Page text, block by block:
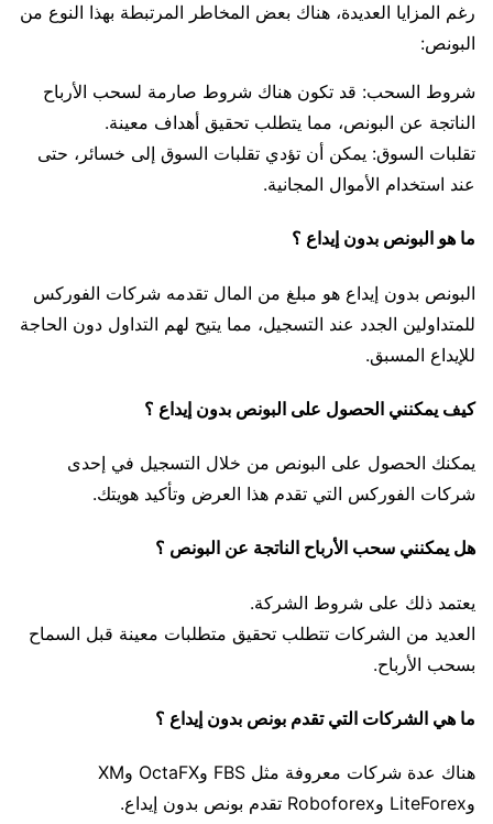
رغم المزايا العديدة، هناك بعض المخاطر المرتبطة بهذا النوع من
البونص:
شروط السحب: قد تكون هناك شروط صارمة لسحب الأرباح
الناتجة عن البونص، مما يتطلب تحقيق أهداف معينة.
تقلبات السوق: يمكن أن تؤدي تقلبات السوق إلى خسائر، حتى
عند استخدام الأموال المجانية.
ما هو البونص بدون إيداع ؟
البونص بدون إيداع هو مبلغ من المال تقدمه شركات الفوركس
للمتداولين الجدد عند التسجيل، مما يتيح لهم التداول دون الحاجة
للإيداع المسبق.
كيف يمكنني الحصول على البونص بدون إيداع ؟
يمكنك الحصول على البونص من خلال التسجيل في إحدى
شركات الفوركس التي تقدم هذا العرض وتأكيد هويتك.
هل يمكنني سحب الأرباح الناتجة عن البونص ؟
يعتمد ذلك على شروط الشركة.
العديد من الشركات تتطلب تحقيق متطلبات معينة قبل السماح
بسحب الأرباح.
ما هي الشركات التي تقدم بونص بدون إيداع ؟
هناك عدة شركات معروفة مثل FBS وOctaFX وXM
وLiteForex وRoboforex تقدم بونص بدون إيداع.